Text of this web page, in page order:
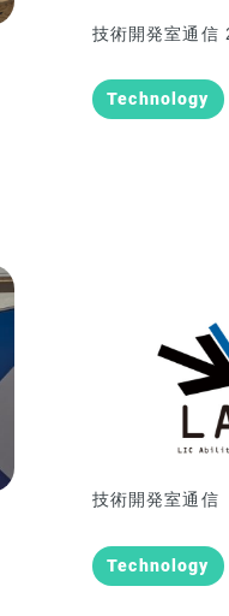
技術開発室通信
Technology
技術開発室通
Technology